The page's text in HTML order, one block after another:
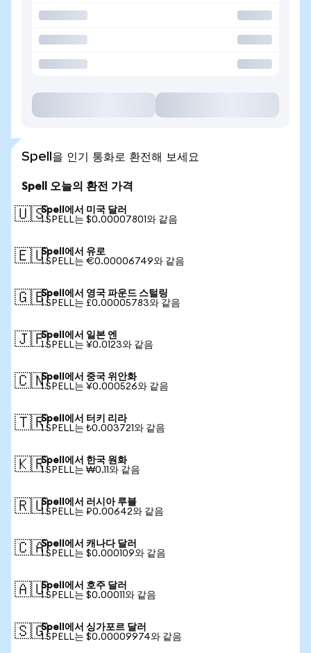
Spell을 인기 통화로 환전해 보세요
Spell 오늘의 환전 가격
🇺🇸Spell에서 미국 달러
1 SPELL는 $0.00007801와 같음
🇪🇺Spell에서 유로
1 SPELL는 €0.00006749와 같음
🇬🇧Spell에서 영국 파운드 스털링
1 SPELL는 £0.00005783와 같음
🇯🇵Spell에서 일본 엔
1 SPELL는 ¥0.0123와 같음
🇨🇳Spell에서 중국 위안화
1 SPELL는 ¥0.000526와 같음
🇹🇷Spell에서 터키 리라
1 SPELL는 ₺0.003721와 같음
🇰🇷Spell에서 한국 원화
1 SPELL는 ₩0.11와 같음
🇷🇺Spell에서 러시아 루블
1 SPELL는 ₽0.00642와 같음
🇨🇦Spell에서 캐나다 달러
1 SPELL는 $0.000109와 같음
🇦🇺Spell에서 호주 달러
1 SPELL는 $0.00011와 같음
🇸🇬Spell에서 싱가포르 달러
1 SPELL는 $0.00009974와 같음